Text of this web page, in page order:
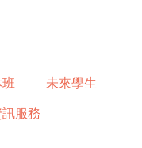
未來學生
訊服務